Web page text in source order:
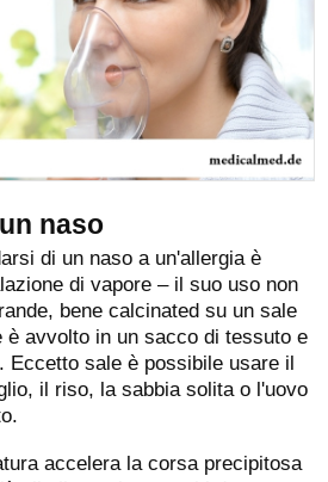
naso
di un naso a un'allergia è
di vapore – il suo uso non
bene calcinated su un sale
è avvolto in un sacco di tessuto e
Eccetto sale è possibile usare il
il riso, la sabbia solita o l'uovo
accelera la corsa precipitosa